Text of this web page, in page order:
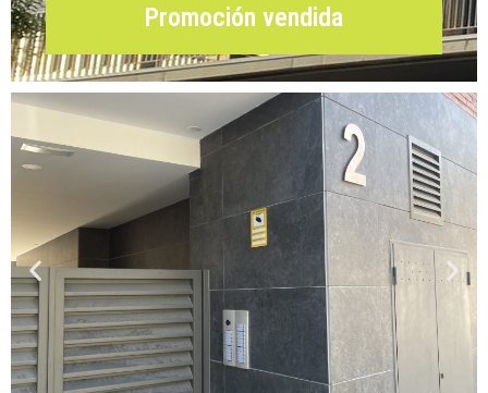
Promoción vendida